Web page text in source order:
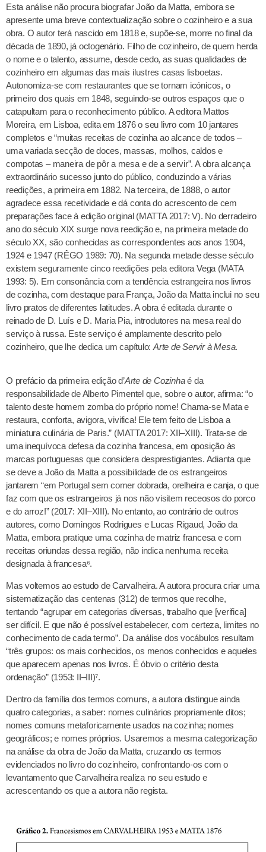
Esta análise não procura biografar João da Matta, embora se
apresente uma breve contextualização sobre o cozinheiro e a sua
obra. O autor terá nascido em 1818 e, supõe-se, morre no final da
década de 1890, já octogenário. Filho de cozinheiro, de quem herda
o nome e o talento, assume, desde cedo, as suas qualidades de
cozinheiro em algumas das mais ilustres casas lisboetas.
Autonomiza-se com restaurantes que se tornam icónicos, o
primeiro dos quais em 1848, seguindo-se outros espaços que o
catapultam para o reconhecimento público. A editora Mattos
Moreira, em Lisboa, edita em 1876 o seu livro com 10 jantares
completos e “muitas receitas de cozinha ao alcance de todos –
uma variada secção de doces, massas, molhos, caldos e
compotas – maneira de pôr a mesa e de a servir”. A obra alcança
extraordinário sucesso junto do público, conduzindo a várias
reedições, a primeira em 1882. Na terceira, de 1888, o autor
agradece essa recetividade e dá conta do acrescento de cem
preparações face à edição original (MATTA 2017: V). No derradeiro
ano do século XIX surge nova reedição e, na primeira metade do
século XX, são conhecidas as correspondentes aos anos 1904,
1924 e 1947 (RÊGO 1989: 70). Na segunda metade desse século
existem seguramente cinco reedições pela editora Vega (MATA
1993: 5). Em consonância com a tendência estrangeira nos livros
de cozinha, com destaque para França, João da Matta inclui no seu
livro pratos de diferentes latitudes. A obra é editada durante o
reinado de D. Luís e D. Maria Pia, introdutores na mesa real do
serviço à russa. Este serviço é amplamente descrito pelo
cozinheiro, que lhe dedica um capítulo: Arte de Servir à Mesa.
O prefácio da primeira edição d’Arte de Cozinhaé da
responsabilidade de Alberto Pimentel que, sobre o autor, afirma: “o
talento deste homem zomba do próprio nome! Chama-se Mata e
restaura, conforta, avigora, vivifica! Ele tem feito de Lisboa a
miniatura culinária de Paris.” (MATTA 2017: XII–XIII). Trata-se de
uma inequívoca defesa da cozinha francesa, em oposição às
marcas portuguesas que considera desprestigiantes. Adianta que
se deve a João da Matta a possibilidade de os estrangeiros
jantarem “em Portugal sem comer dobrada, orelheira e canja, o que
faz com que os estrangeiros já nos não visitem receosos do porco
e do arroz!” (2017: XII–XIII). No entanto, ao contrário de outros
autores, como Domingos Rodrigues e Lucas Rigaud, João da
Matta, embora pratique uma cozinha de matriz francesa e com
receitas oriundas dessa região, não indica nenhuma receita
designada à francesa⁶.
Mas voltemos ao estudo de Carvalheira. A autora procura criar uma
sistematização das centenas (312) de termos que recolhe,
tentando “agrupar em categorias diversas, trabalho que [verifica]
ser difícil. E que não é possível estabelecer, com certeza, limites no
conhecimento de cada termo”. Da análise dos vocábulos resultam
“três grupos: os mais conhecidos, os menos conhecidos e aqueles
que aparecem apenas nos livros. É óbvio o critério desta
ordenação” (1953: II–III)⁷.
Dentro da família dos termos comuns, a autora distingue ainda
quatro categorias, a saber: nomes culinários propriamente ditos;
nomes comuns metaforicamente usados na cozinha; nomes
geográficos; e nomes próprios. Usaremos a mesma categorização
na análise da obra de João da Matta, cruzando os termos
evidenciados no livro do cozinheiro, confrontando-os com o
levantamento que Carvalheira realiza no seu estudo e
acrescentando os que a autora não regista.